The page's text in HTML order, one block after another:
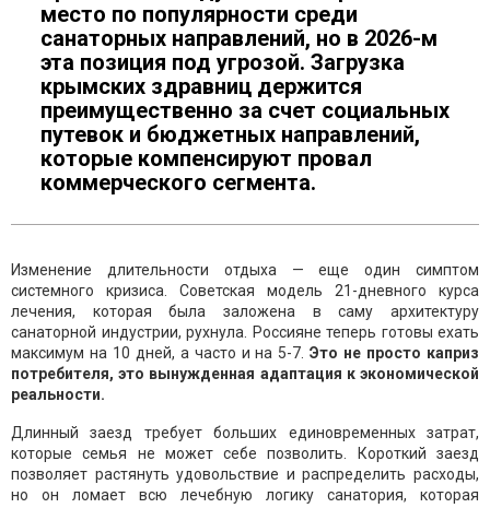
место по популярности среди
санаторных направлений, но в 2026-м
эта позиция под угрозой. Загрузка
крымских здравниц держится
преимущественно за счет социальных
путевок и бюджетных направлений,
которые компенсируют провал
коммерческого сегмента.
Изменение длительности отдыха — еще один симптом
системного кризиса. Советская модель 21-дневного курса
лечения, которая была заложена в саму архитектуру
санаторной индустрии, рухнула. Россияне теперь готовы ехать
максимум на 10 дней, а часто и на 5-7.Это не просто каприз
потребителя, это вынужденная адаптация к экономической
реальности.
Длинный заезд требует больших единовременных затрат,
которые семья не может себе позволить. Короткий заезд
позволяет растянуть удовольствие и распределить расходы,
но он ломает всю лечебную логику санатория, которая